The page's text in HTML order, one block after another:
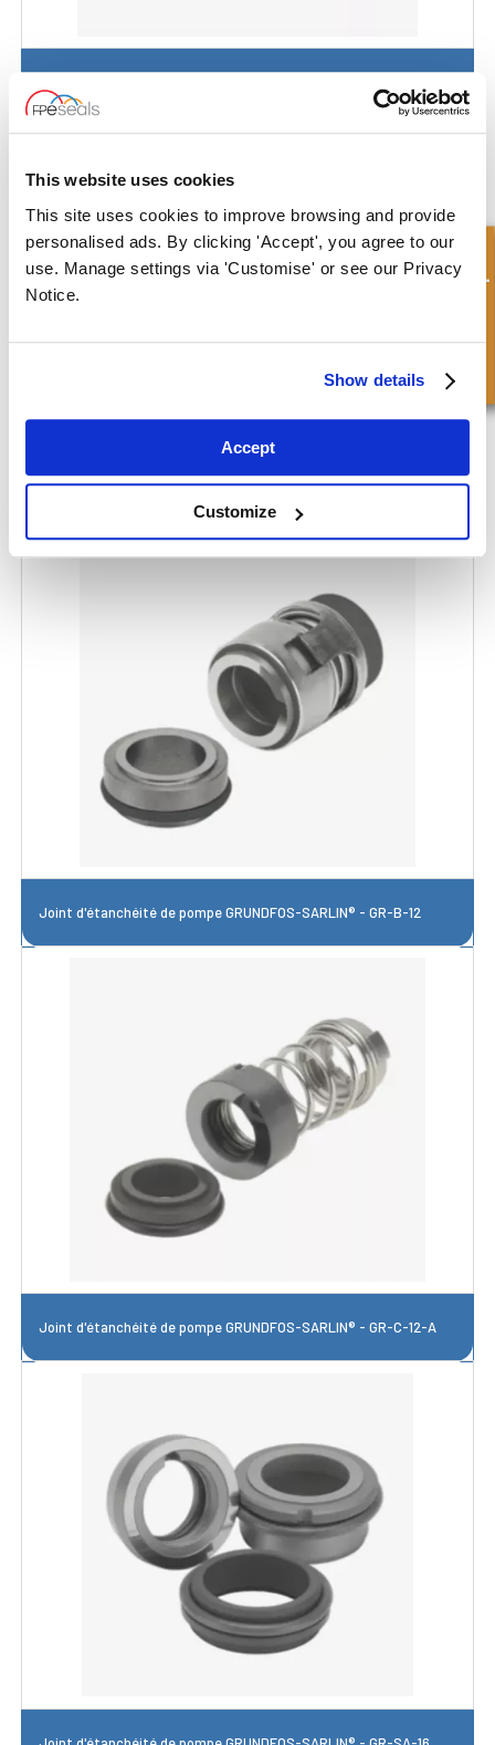
This website uses cookies
This site uses cookies to improve browsing and provide
personalised ads. By clicking 'Accept', you agree to our
use. Manage settings via 'Customise' or see our Privacy
Notice.
Show details
Accept
Customize
Joint d'étanchéité de pompe GRUNDFOS-SARLIN® - GR-B-12
Joint d'étanchéité de pompe GRUNDFOS-SARLIN® - GR-C-12-A
Demande rapide